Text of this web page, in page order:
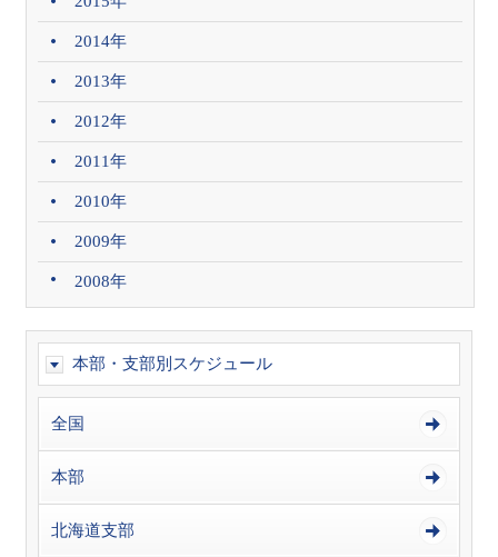
2014年
2013年
2012年
2011年
2010年
2009年
2008年
本部・支部別スケジュール
全国
本部
北海道支部